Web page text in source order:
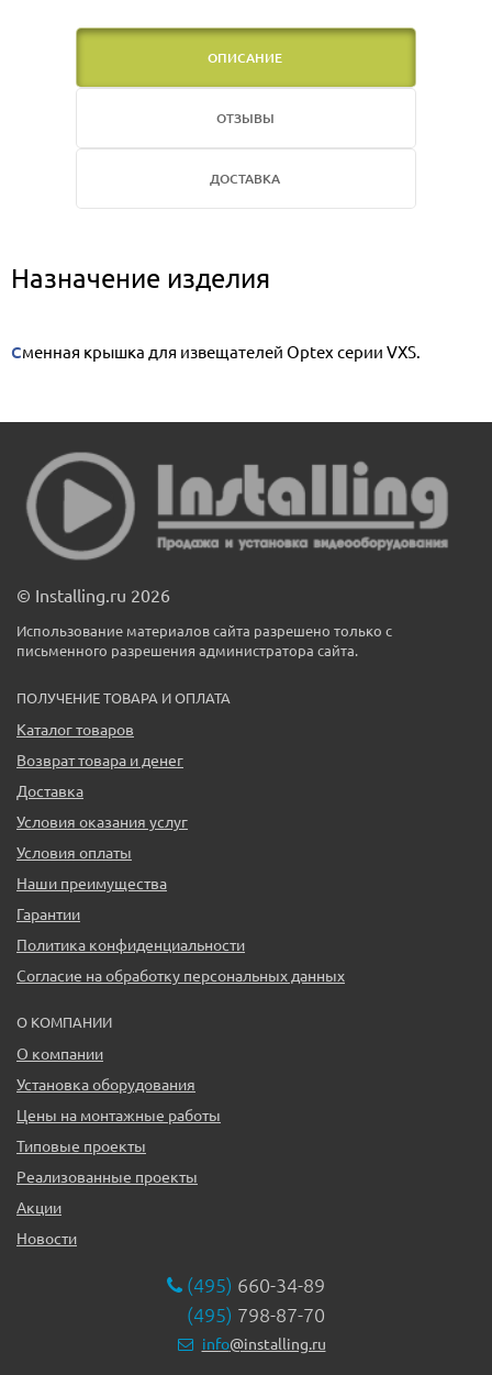
ОПИСАНИЕ
ОТЗЫВЫ
ДОСТАВКА
Назначение изделия
Сменная крышка для извещателей Optex серии VXS.
© Installing.ru 2026
Использование материалов сайта разрешено только с
письменного разрешения администратора сайта.
ПОЛУЧЕНИЕ ТОВАРА И ОПЛАТА
Каталог товаров
Возврат товара и денег
Доставка
Условия оказания услуг
Условия оплаты
Наши преимущества
Гарантии
Политика конфиденциальности
Согласие на обработку персональных данных
О КОМПАНИИ
О компании
Установка оборудования
Цены на монтажные работы
Типовые проекты
Реализованные проекты
Акции
Новости
(495) 660-34-89
(495) 798-87-70
info@installing.ru